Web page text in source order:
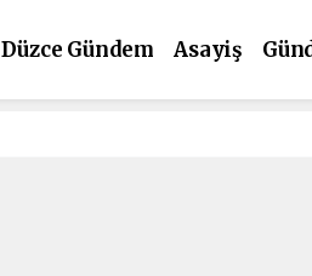
Düzce Gündem Asayiş